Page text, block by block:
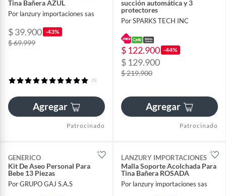
Tina Bañera AZUL
Por lanzury importaciones sas
$ 39.900 -43%
$ 69.999
(6)
Agregar
Patrocinado
succión automática y 3
protectores
Por SPARKS TECH INC
$ 122.900 -44%
$ 129.900
$ 219.900
Agregar
Patrocinado
GENERICO
Kit De Aseo Personal Para
Bebe 13 Piezas
Por GRUPO GAJ S.A.S
LANZURY IMPORTACIONES
Malla Soporte Acolchada Para
Tina Bañera ROSADA
Por lanzury importaciones sas